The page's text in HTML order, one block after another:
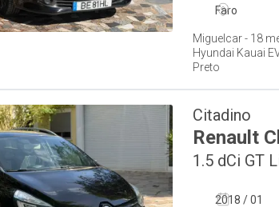
Faro
Miguelcar - 18
Hyundai Kauai
Preto
Citadino
Renault
1.5 dCi GT
2018 / 01